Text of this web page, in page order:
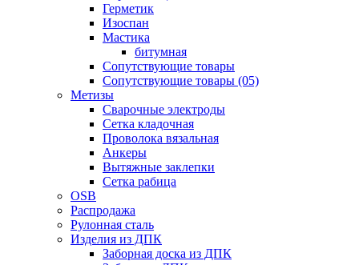
Герметик
Изоспан
Мастика
битумная
Сопутствующие товары
Сопутствующие товары (05)
Метизы
Сварочные электроды
Сетка кладочная
Проволока вязальная
Анкеры
Вытяжные заклепки
Сетка рабица
OSB
Распродажа
Рулонная сталь
Изделия из ДПК
Заборная доска из ДПК